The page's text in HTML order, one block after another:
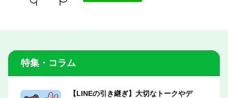
特集・コラム
【LINEの引き継ぎ】大切なトークやデ